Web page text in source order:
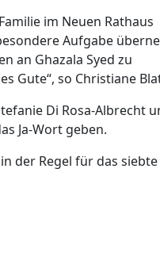
im Neuen Rathaus
Aufgabe
an Ghazala Syed zu
Gute“, so Christiane
Di Rosa-Albrecht
Ja-Wort geben.
der Regel für das